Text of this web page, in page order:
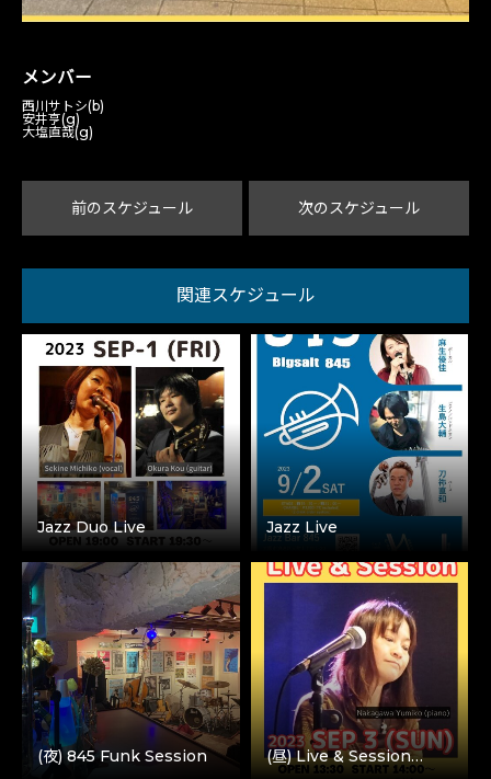
メンバー
西川サトシ(b)
安井亨(g)
大塩直哉(g)
前のスケジュール 次のスケジュール
関連スケジュール
Jazz Duo Live Jazz Live
(夜) 845 Funk Session (昼) Live & Session…